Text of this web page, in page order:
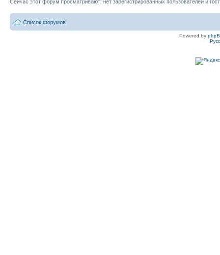
Сейчас этот форум просматривают: нет зарегистрированных пользователей и
Список форумов
Powered by